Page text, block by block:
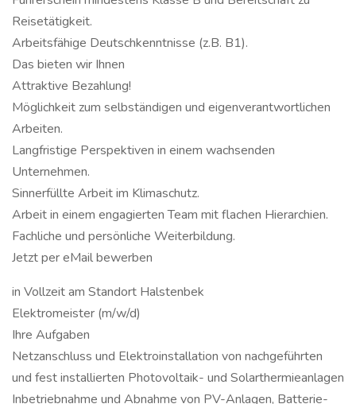
Reisetätigkeit.
Arbeitsfähige Deutschkenntnisse (z.B. B1).
Das bieten wir Ihnen
Attraktive Bezahlung!
Möglichkeit zum selbständigen und eigenverantwortlichen
Arbeiten.
Langfristige Perspektiven in einem wachsenden
Unternehmen.
Sinnerfüllte Arbeit im Klimaschutz.
Arbeit in einem engagierten Team mit flachen Hierarchien.
Fachliche und persönliche Weiterbildung.
Jetzt per eMail bewerben
in Vollzeit am Standort Halstenbek
Elektromeister (m/w/d)
Ihre Aufgaben
Netzanschluss und Elektroinstallation von nachgeführten
und fest installierten Photovoltaik- und Solarthermieanlagen
Inbetriebnahme und Abnahme von PV-Anlagen, Batterie-